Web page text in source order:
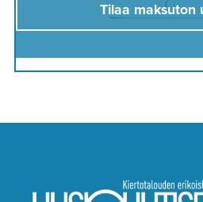
Tilaa maksuton